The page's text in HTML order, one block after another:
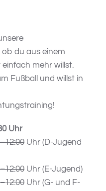
du aus einem
mehr willst.
Fußball und willst in
Uhr
Uhr (D-Jugend
Uhr (E-Jugend)
Uhr (G- und F-